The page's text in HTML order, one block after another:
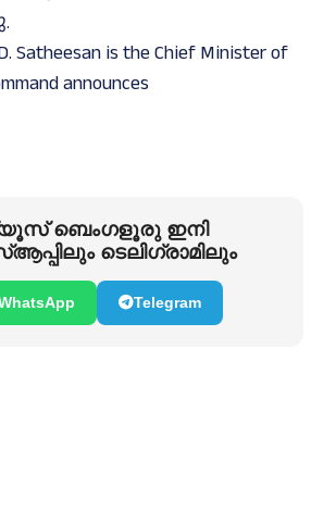
Satheesan is the Chief Minister of
announces
ബെംഗളൂരു ഇനി
ടെലിഗ്രാമിലും
Telegram